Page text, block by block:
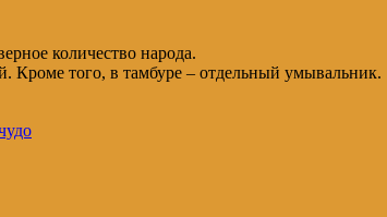
количество народа.
Кроме того, в тамбуре – отдельный умывальник.